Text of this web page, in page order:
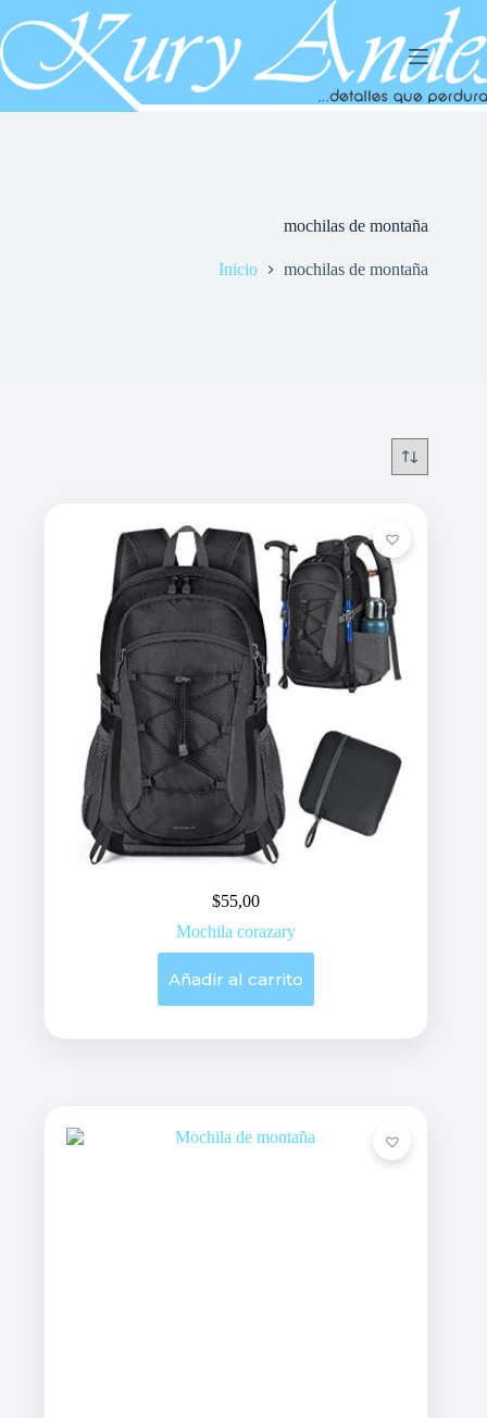
al
contenido
mochilas de montaña
Inicio mochilas de montaña
$55,00
Mochila corazary
Añadir al carrito